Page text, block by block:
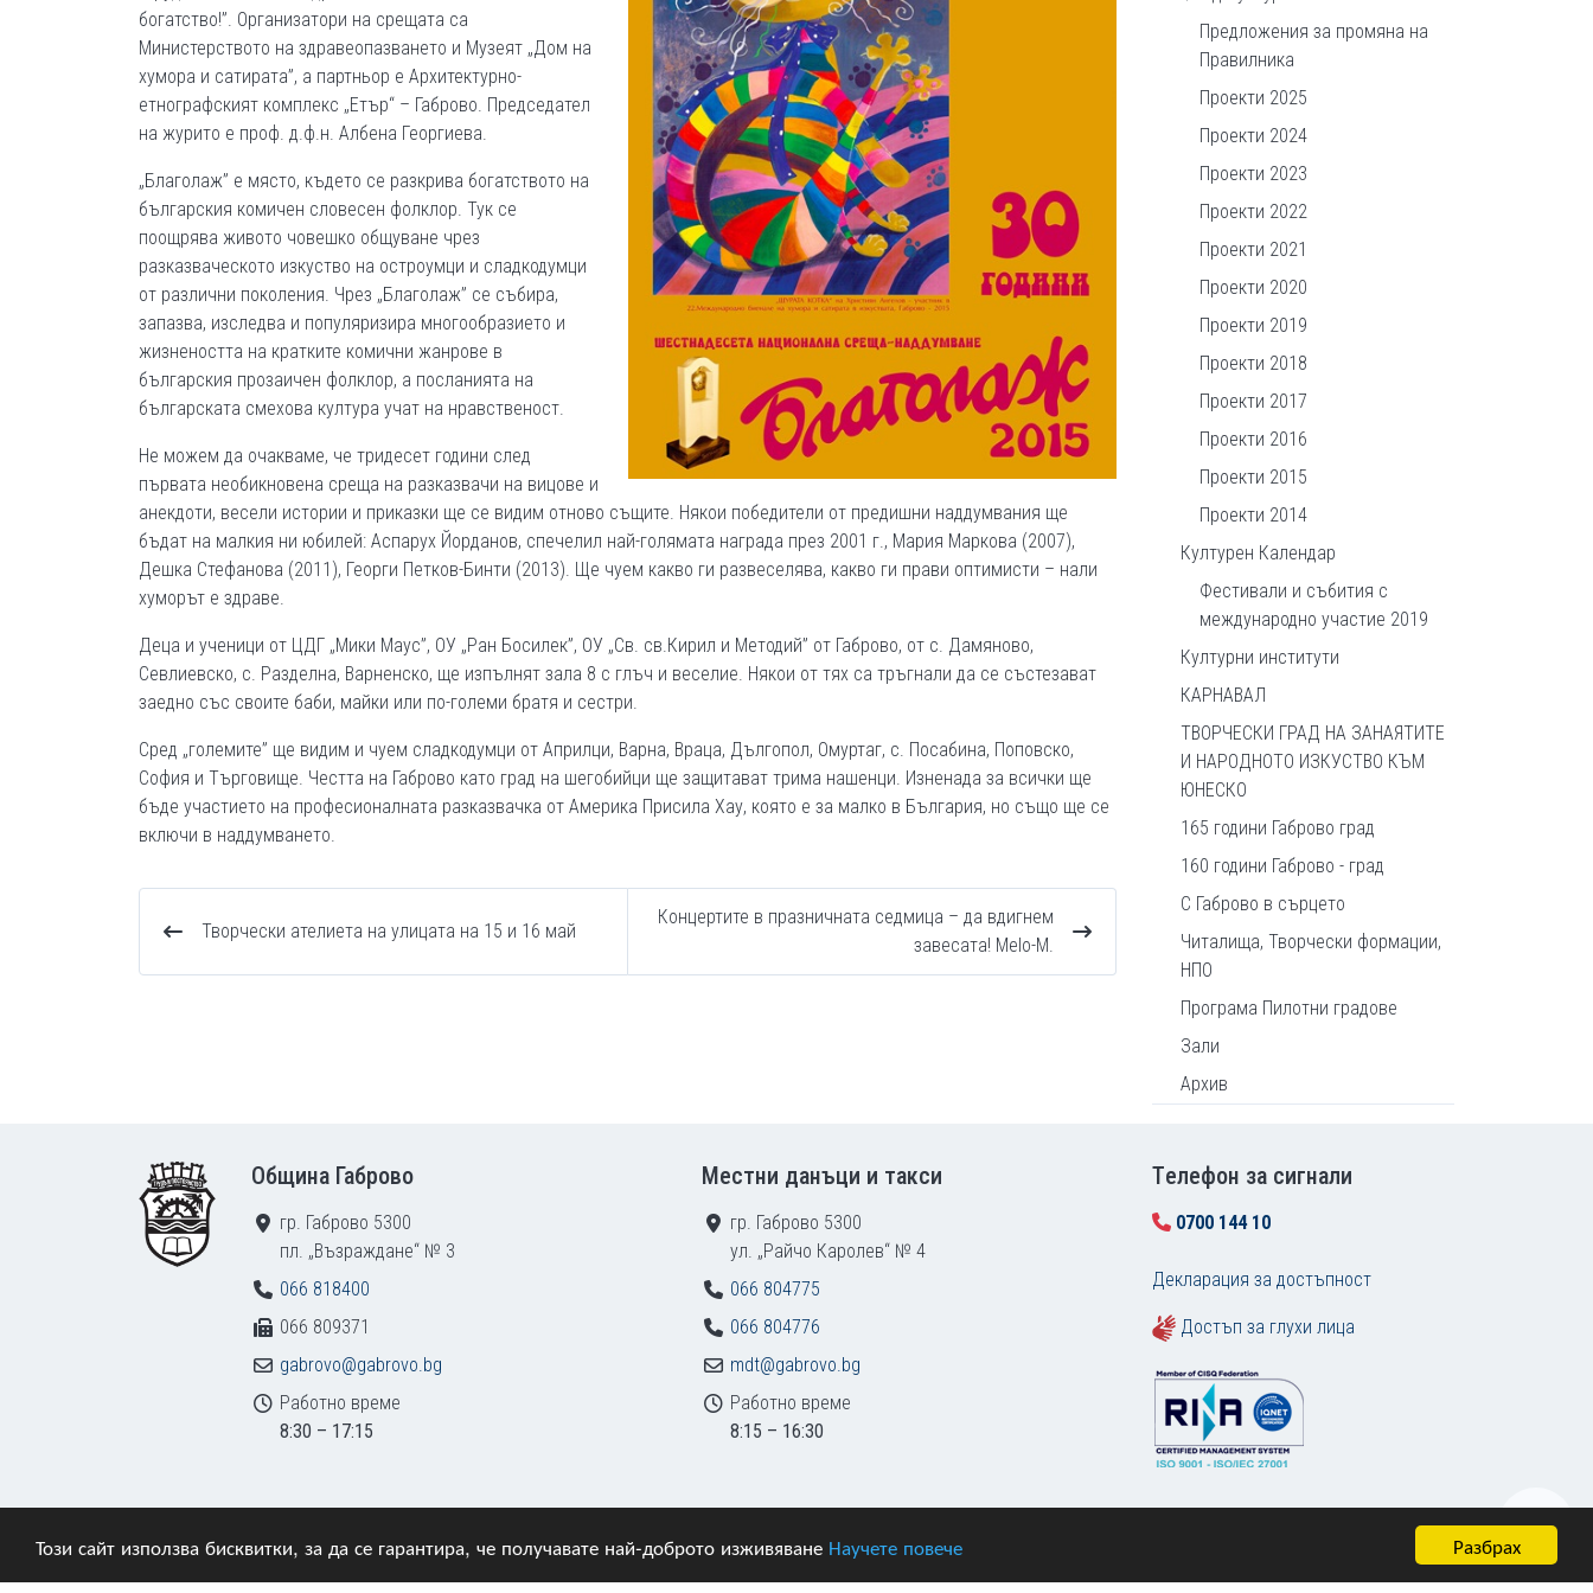
Разбрах
Този сайт използва бисквитки, за да се гарантира, че получавате най-доброто изживяване Научете повече
богатство!”. Организатори на срещата са
Министерството на здравеопазването и Музеят „Дом на
хумора и сатирата”, а партньор е Архитектурно-
етнографският комплекс „Етър“ – Габрово. Председател
на журито е проф. д.ф.н. Албена Георгиева.
„Благолаж” е място, където се разкрива богатството на
българския комичен словесен фолклор. Тук се
поощрява живото човешко общуване чрез
разказваческото изкуство на остроумци и сладкодумци
от различни поколения. Чрез „Благолаж” се събира,
запазва, изследва и популяризира многообразието и
жизнеността на кратките комични жанрове в
българския прозаичен фолклор, а посланията на
българската смехова култура учат на нравственост.
Не можем да очакваме, че тридесет години след
първата необикновена среща на разказвачи на вицове и
анекдоти, весели истории и приказки ще се видим отново същите. Някои победители от предишни наддумвания ще
бъдат на малкия ни юбилей: Аспарух Йорданов, спечелил най-голямата награда през 2001 г., Мария Маркова (2007),
Дешка Стефанова (2011), Георги Петков-Бинти (2013). Ще чуем какво ги развеселява, какво ги прави оптимисти – нали
хуморът е здраве.
Деца и ученици от ЦДГ „Мики Маус”, ОУ „Ран Босилек”, ОУ „Св. св.Кирил и Методий” от Габрово, от с. Дамяново,
Севлиевско, с. Разделна, Варненско, ще изпълнят зала 8 с глъч и веселие. Някои от тях са тръгнали да се състезават
заедно със своите баби, майки или по-големи братя и сестри.
Сред „големите” ще видим и чуем сладкодумци от Априлци, Варна, Враца, Дългопол, Омуртаг, с. Посабина, Поповско,
София и Търговище. Честта на Габрово като град на шегобийци ще защитават трима нашенци. Изненада за всички ще
бъде участието на професионалната разказвачка от Америка Присила Хау, която е за малко в България, но също ще се
включи в наддумването.
Творчески ателиета на улицата на 15 и 16 май
Концертите в празничната седмица – да вдигнем
завесата! Мelo-M.
Предложения за промяна на
Правилника
Проекти 2025
Проекти 2024
Проекти 2023
Проекти 2022
Проекти 2021
Проекти 2020
Проекти 2019
Проекти 2018
Проекти 2017
Проекти 2016
Проекти 2015
Проекти 2014
Културен Календар
Фестивали и събития с
международно участие 2019
Културни институти
КАРНАВАЛ
ТВОРЧЕСКИ ГРАД НА ЗАНАЯТИТЕ
И НАРОДНОТО ИЗКУСТВО КЪМ
ЮНЕСКО
165 години Габрово град
160 години Габрово - град
С Габрово в сърцето
Читалища, Творчески формации,
НПО
Програма Пилотни градове
Зали
Архив
Община Габрово
гр. Габрово 5300
пл. „Възраждане“ № 3
066 818400
066 809371
gabrovo@gabrovo.bg
Работно време
8:30 – 17:15
Местни данъци и такси
гр. Габрово 5300
ул. „Райчо Каролев“ № 4
066 804775
066 804776
mdt@gabrovo.bg
Работно време
8:15 – 16:30
Tелефон за сигнали
0700 144 10
Декларация за достъпност
Достъп за глухи лица
© 2009–2026 Община Габрово. Всички права запазени.